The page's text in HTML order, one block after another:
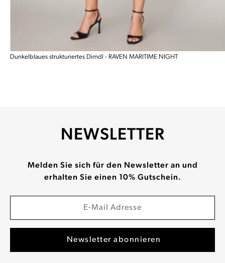
Dunkelblaues strukturiertes Dirndl - RAVEN MARITIME NIGHT
NEWSLETTER
Melden Sie sich für den Newsletter an und
erhalten Sie einen 10% Gutschein.